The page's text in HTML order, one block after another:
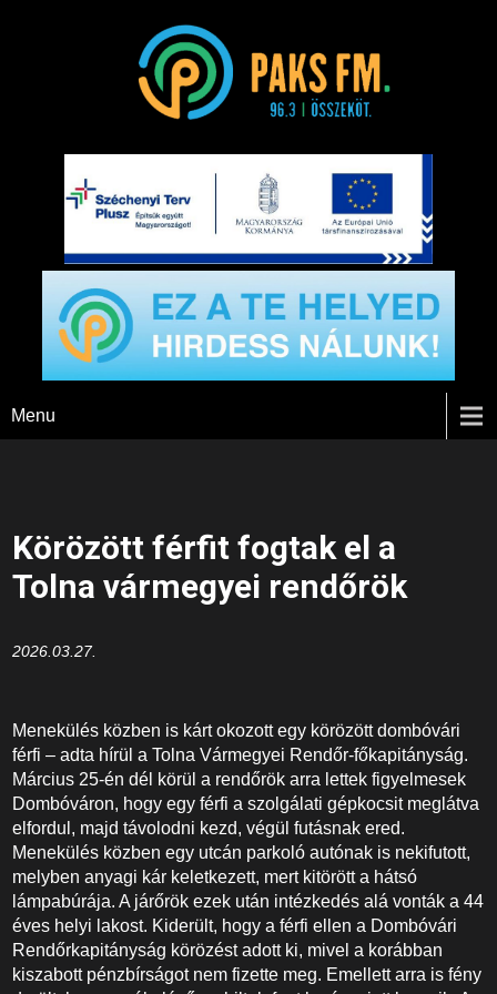
Paks FM
Menu
Körözött férfit fogtak el a
Tolna vármegyei rendőrök
2026.03.27.
Menekülés közben is kárt okozott egy körözött dombóvári
férfi – adta hírül a Tolna Vármegyei Rendőr-főkapitányság.
Március 25-én dél körül a rendőrök arra lettek figyelmesek
Dombóváron, hogy egy férfi a szolgálati gépkocsit meglátva
elfordul, majd távolodni kezd, végül futásnak ered.
Menekülés közben egy utcán parkoló autónak is nekifutott,
melyben anyagi kár keletkezett, mert kitörött a hátsó
lámpabúrája. A járőrök ezek után intézkedés alá vonták a 44
éves helyi lakost. Kiderült, hogy a férfi ellen a Dombóvári
Rendőrkapitányság körözést adott ki, mivel a korábban
kiszabott pénzbírságot nem fizette meg. Emellett arra is fény